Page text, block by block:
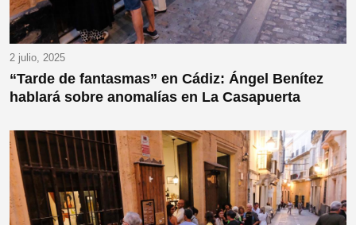
2 julio, 2025
“Tarde de fantasmas” en Cádiz: Ángel Benítez
hablará sobre anomalías en La Casapuerta